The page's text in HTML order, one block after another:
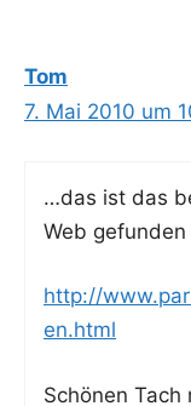
Tom
7. Mai 2010 um
…das ist das
Web
http://
en.html
Schö­nen Tach